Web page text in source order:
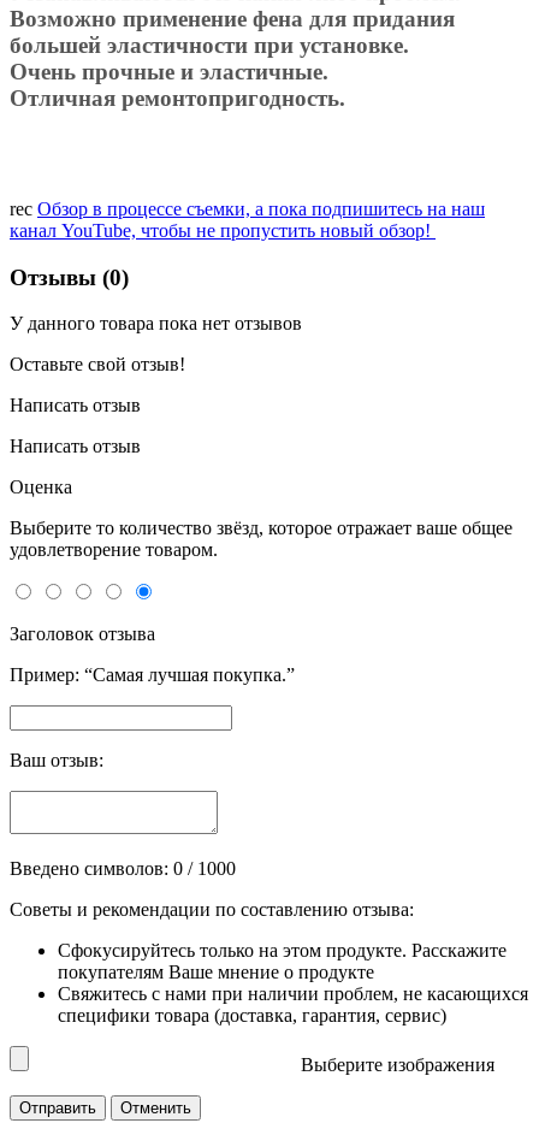
Возможно применение фена для придания
большей эластичности при установке.
Очень прочные и эластичные.
Отличная ремонтопригодность.
rec Обзор в процессе съемки, а пока подпишитесь на наш
канал YouTube, чтобы не пропустить новый обзор!
Отзывы (0)
У данного товара пока нет отзывов
Оставьте свой отзыв!
Написать отзыв
Написать отзыв
Оценка
Выберите то количество звёзд, которое отражает ваше общее
удовлетворение товаром.
Заголовок отзыва
Пример: “Самая лучшая покупка.”
Ваш отзыв:
Введено символов: 0 / 1000
Советы и рекомендации по составлению отзыва:
Сфокусируйтесь только на этом продукте. Расскажите
покупателям Ваше мнение о продукте
Свяжитесь с нами при наличии проблем, не касающихся
специфики товара (доставка, гарантия, сервис)
Выберите изображения